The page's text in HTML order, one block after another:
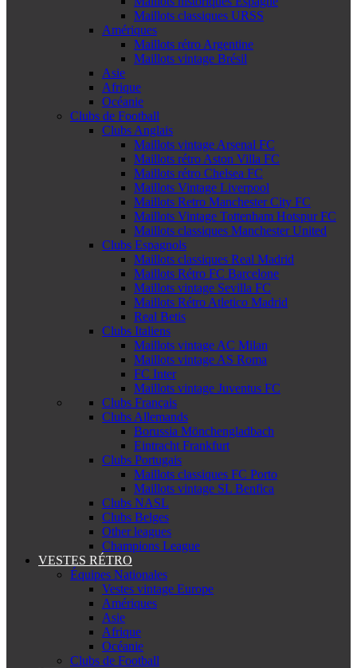
Maillots classiques URSS
Amériques
Maillots rétro Argentine
Maillots vintage Brésil
Asie
Afrique
Océanie
Clubs de Football
Clubs Anglais
Maillots vintage Arsenal FC
Maillots rétro Aston Villa FC
Maillots rétro Chelsea FC
Maillots Vintage Liverpool
Maillots Retro Manchester City FC
Maillots Vintage Tottenham Hotspur FC
Maillots classiques Manchester United
Clubs Espagnols
Maillots classiques Real Madrid
Maillots Rétro FC Barcelone
Maillots vintage Sevilla FC
Maillots Rétro Atletico Madrid
Real Betis
Clubs Italiens
Maillots vintage AC Milan
Maillots vintage AS Roma
FC Inter
Maillots vintage Juventus FC
Clubs Français
Clubs Allemands
Borussia Mönchengladbach
Eintracht Frankfurt
Clubs Portugais
Maillots classiques FC Porto
Maillots vintage SL Benfica
Clubs NASL
Clubs Belges
Other leagues
Champions League
VESTES RÉTRO
Équipes Nationales
Vestes vintage Europe
Amériques
Asie
Afrique
Océanie
Clubs de Football